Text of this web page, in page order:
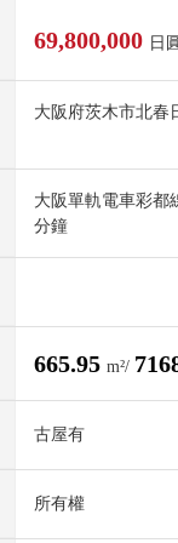
69,800,000 日圓
大阪府茨木市北春
大阪單軌電車彩都
分鐘
665.95 m²/
古屋有
所有權